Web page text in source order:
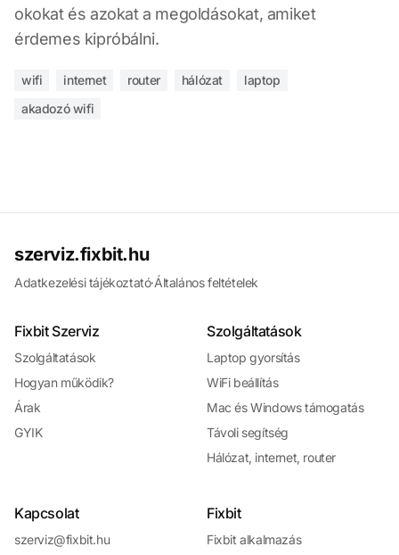
okokat és azokat a megoldásokat, amiket
érdemes kipróbálni.
wifi internet router hálózat
laptop
akadozó wifi
szerviz.fixbit.hu
Adatkezelési tájékoztató·Általános feltételek
Fixbit Szerviz
Szolgáltatások
Hogyan működik?
Árak
GYIK
Szolgáltatások
Laptop gyorsítás
WiFi beállítás
Mac és Windows támogatás
Távoli segítség
Hálózat, internet, router
Kapcsolat
szerviz@fixbit.hu
Fixbit
Fixbit alkalmazás